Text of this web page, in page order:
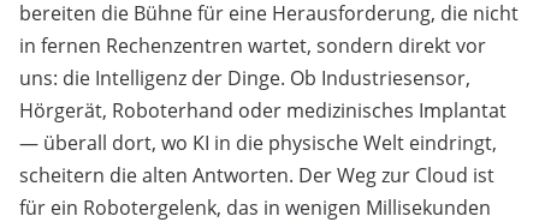
bereiten die Bühne für eine Herausforderung, die nicht
in fernen Rechenzentren wartet, sondern direkt vor
uns: die Intelligenz der Dinge. Ob Industriesensor,
Hörgerät, Roboterhand oder medizinisches Implantat
— überall dort, wo KI in die physische Welt eindringt,
scheitern die alten Antworten. Der Weg zur Cloud ist
für ein Robotergelenk, das in wenigen Millisekunden